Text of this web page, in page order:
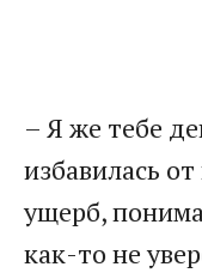
– Я же тебе
избавилась
ущерб,
как-то не